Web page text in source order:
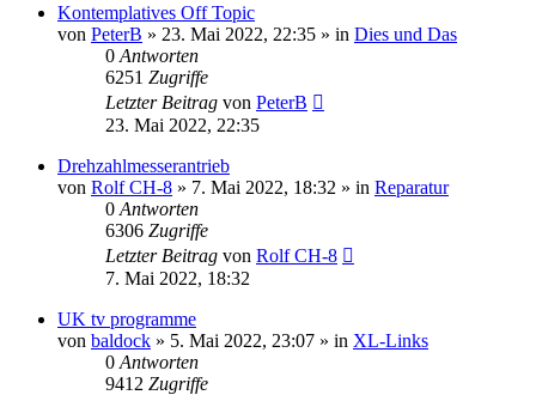
Kontemplatives Off Topic
von PeterB » 23. Mai 2022, 22:35 » in Dies und Das
0 Antworten
6251 Zugriffe
Letzter Beitrag von PeterB
23. Mai 2022, 22:35
Drehzahlmesserantrieb
von Rolf CH-8 » 7. Mai 2022, 18:32 » in Reparatur
0 Antworten
6306 Zugriffe
Letzter Beitrag von Rolf CH-8
7. Mai 2022, 18:32
UK tv programme
von baldock » 5. Mai 2022, 23:07 » in XL-Links
0 Antworten
9412 Zugriffe